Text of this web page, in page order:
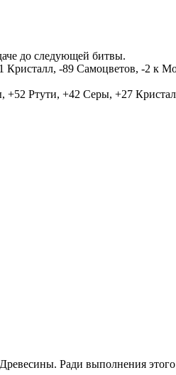
до следующей битвы.
Кристалл, -89 Самоцветов, -2 к
Ртути, +42 Серы, +27
Ради выполнения этого